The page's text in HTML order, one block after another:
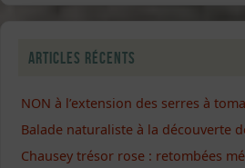
Articles récents
NON à l’extension des serres à
Balade naturaliste à la découverte
Chausey trésor rose : retombées